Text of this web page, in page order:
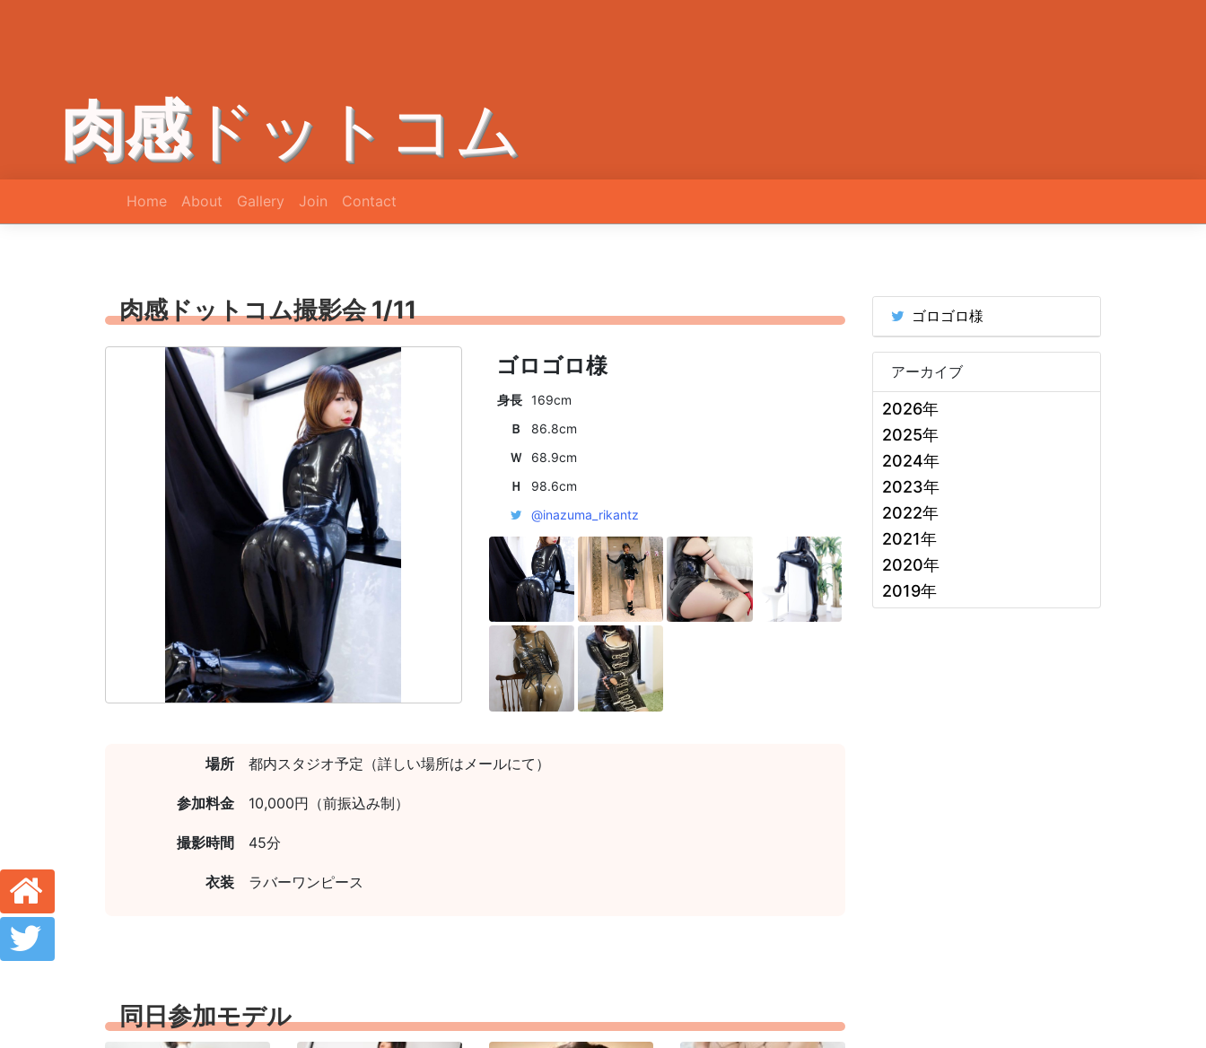
肉感ドットコム
Home About Gallery Join Contact
肉感ドットコム撮影会 1/11
ゴロゴロ様
身長
169cm
Ｂ
86.8cm
Ｗ
68.9cm
Ｈ
98.6cm
@inazuma_rikantz
場所 都内スタジオ予定（詳しい場所はメールにて）
参加料金 10,000円（前振込み制）
撮影時間 45分
衣装 ラバーワンピース
同日参加モデル
ゴロゴロ様
アーカイブ
2026年
2025年
2024年
2023年
2022年
2021年
2020年
2019年